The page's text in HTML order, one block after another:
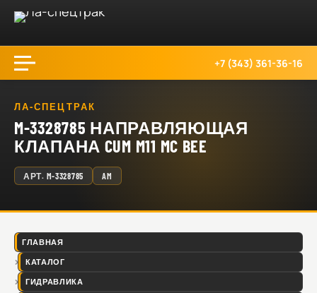
+7 (343) 361-36-16
ЛА-СПЕЦТРАК
M-3328785 НАПРАВЛЯЮЩАЯ
КЛАПАНА CUM M11 MC BEE
АРТ. M-3328785 AM
ГЛАВНАЯ
КАТАЛОГ
ГИДРАВЛИКА